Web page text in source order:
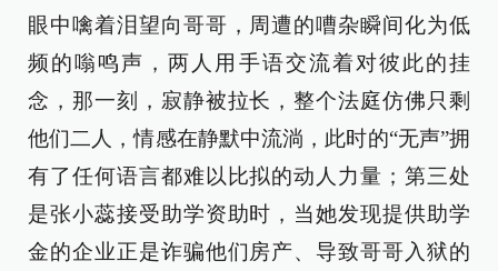
眼中噙着泪望向哥哥，周遭的嘈杂瞬间化为低
频的嗡鸣声，两人用手语交流着对彼此的挂
念，那一刻，寂静被拉长，整个法庭仿佛只剩
他们二人，情感在静默中流淌，此时的“无声”拥
有了任何语言都难以比拟的动人力量；第三处
是张小蕊接受助学资助时，当她发现提供助学
金的企业正是诈骗他们房产、导致哥哥入狱的